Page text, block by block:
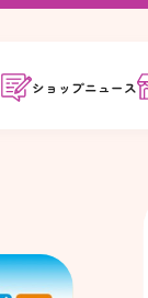
ショップニュース